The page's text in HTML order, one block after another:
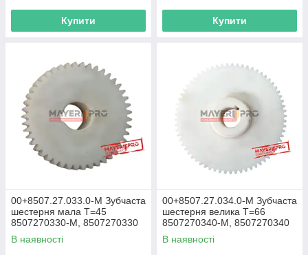
Купити Купити
00+8507.27.033.0-M Зубчаста
шестерня мала T=45
8507270330-M, 8507270330
В наявності
00+8507.27.034.0-M Зубчаста
шестерня велика T=66
8507270340-M, 8507270340
В наявності